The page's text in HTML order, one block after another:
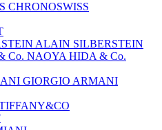
CHRONOSWISS
ALAIN SILBERSTEIN
NAOYA HIDA & Co.
GIORGIO ARMANI